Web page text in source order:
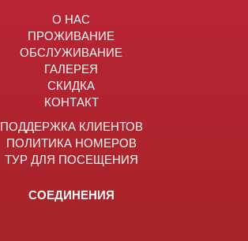
О НАС
ПРОЖИВАНИЕ
ОБСЛУЖИВАНИЕ
ГАЛЕРЕЯ
СКИДКА
КОНТАКТ
ПОДДЕРЖКА КЛИЕНТОВ
ПОЛИТИКА НОМЕРОВ
ТУР ДЛЯ ПОСЕЩЕНИЯ
СОЕДИНЕНИЯ